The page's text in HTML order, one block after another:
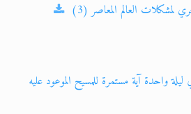
لمشكلات العالم المعاصر (3)
ليلة واحدة آية مستمرة للمسيح الموعود عليه